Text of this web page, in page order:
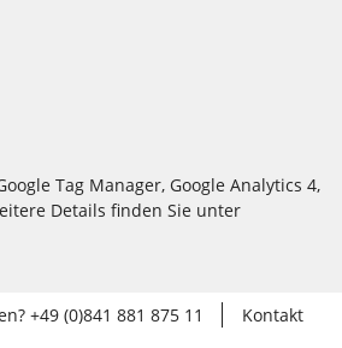
Tag Manager, Google Analytics 4,
Details finden Sie unter
+49 (0)841 881 875 11
Kontakt